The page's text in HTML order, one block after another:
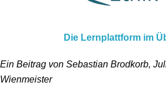
Die Lernplattform im
Ein Beitrag von Sebastian Brodkorb,
Wienmeister